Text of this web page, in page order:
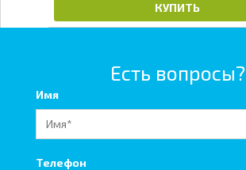
КУПИТЬ
Есть вопросы?
Имя
Телефон